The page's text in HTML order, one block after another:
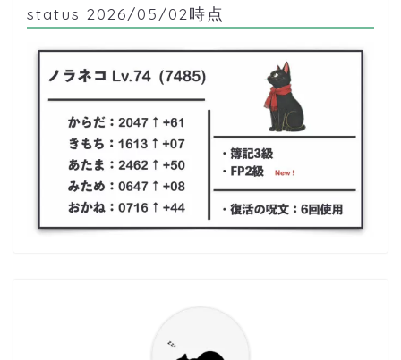
status 2026/05/02時点